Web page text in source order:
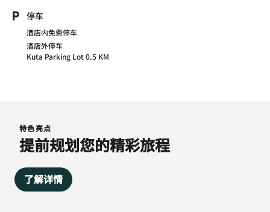
停车
酒店内免费停车
酒店外停车
Kuta Parking Lot 0.5 KM
特色亮点
提前规划您的精彩旅程
了解详情